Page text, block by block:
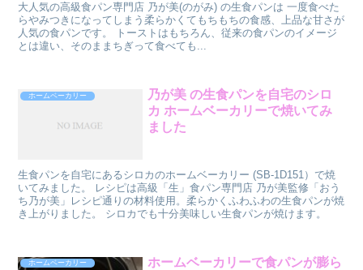
大人気の高級食パン専門店 乃が美(のがみ) の生食パンは 一度食べた
らやみつきになってしまう柔らかくてもちもちの食感、上品な甘さが
人気の食パンです。 トーストはもちろん、従来の食パンのイメージ
とは違い、そのままちぎって食べても...
ホームベーカリー
乃が美 の生食パンを自宅のシロ
カ ホームベーカリーで焼いてみ
ました
生食パンを自宅にあるシロカのホームベーカリー (SB-1D151）で焼
いてみました。 レシピは高級「生」食パン専門店 乃が美監修「おう
ち乃が美」レシピ通りの材料使用。柔らかくふわふわの生食パンが焼
き上がりました。 シロカでも十分美味しい生食パンが焼けます。
ホームベーカリー
ホームベーカリーで食パンが膨ら